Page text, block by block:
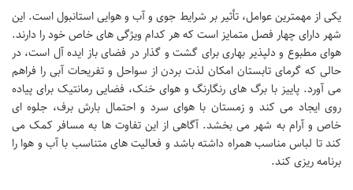
یکی از مهمترین عوامل، تأثیر بر شرایط جوی و آب و هوایی استانبول است. این
شهر دارای چهار فصل متمایز است که هر کدام ویژگی های خاص خود را دارند.
هوای مطبوع و دلپذیر بهاری برای گشت و گذار در فضای باز ایده آل است، در
حالی که گرمای تابستان امکان لذت بردن از سواحل و تفریحات آبی را فراهم
می آورد. پاییز با برگ های رنگارنگ و هوای خنک، فضایی رمانتیک برای پیاده
روی ایجاد می کند و زمستان با هوای سرد و احتمال بارش برف، جلوه ای
خاص و آرام به شهر می بخشد. آگاهی از این تفاوت ها به مسافر کمک می
کند تا لباس مناسب همراه داشته باشد و فعالیت های متناسب با آب و هوا را
برنامه ریزی کند.